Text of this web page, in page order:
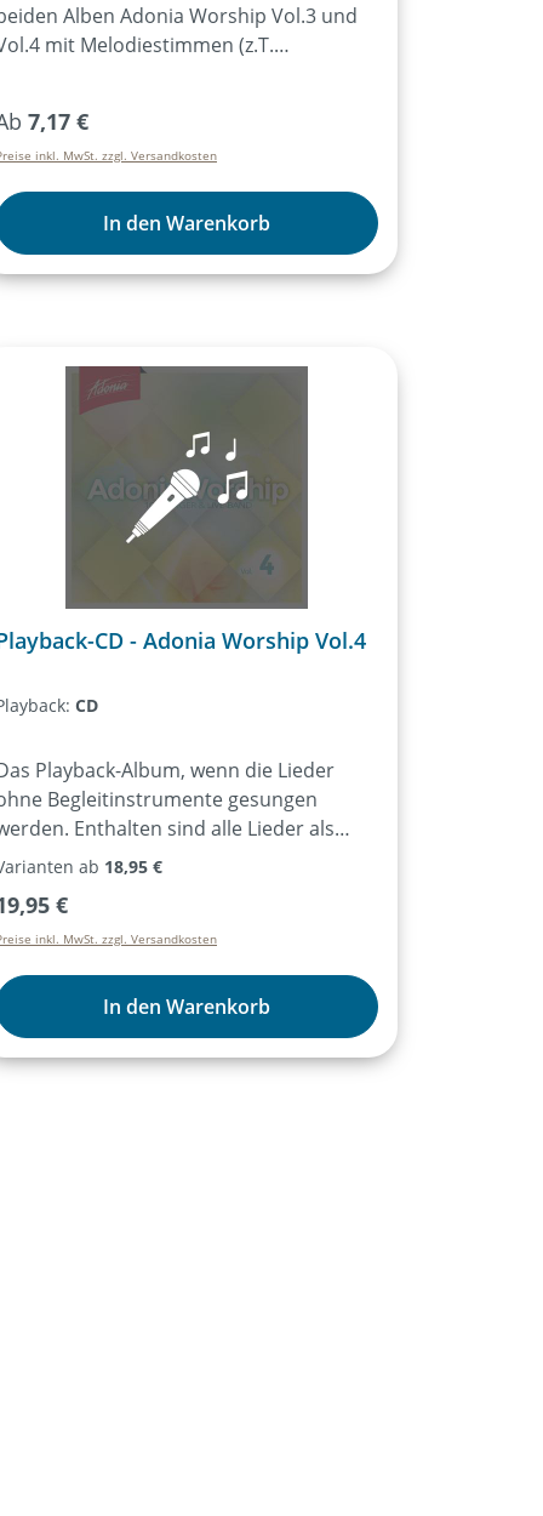
Alben Adonia Worship Vol.3 und
mit Melodiestimmen (z.T.
Preis:
7,17 €
inkl. MwSt. zzgl. Versandkosten
In den Warenkorb
CD - Adonia Worship Vol.4
CD
Playback-Album, wenn die Lieder
Begleitinstrumente gesungen
Enthalten sind alle Lieder als
ab 18,95 €
Preis:
€
inkl. MwSt. zzgl. Versandkosten
In den Warenkorb